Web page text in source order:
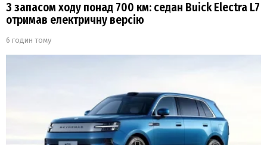
З запасом ходу понад 700 км: седан Buick Electra L7
отримав електричну версію
6 годин тому